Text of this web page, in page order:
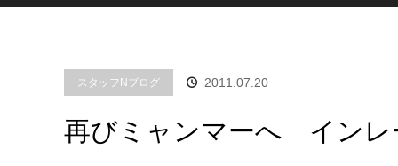
スタッフNブログ 2011.07.20
再びミャンマーへ インレ